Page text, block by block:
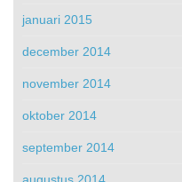
januari 2015
december 2014
november 2014
oktober 2014
september 2014